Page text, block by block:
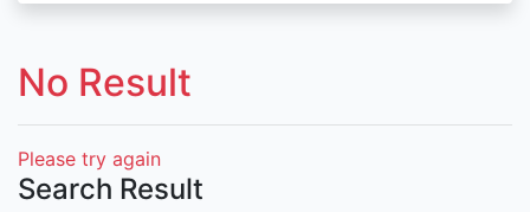
No Result
Please try again
Search Result